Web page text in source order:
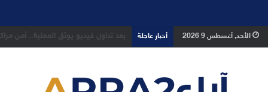
الأحد, أغسطس 9 2026 أخبار عاجلة